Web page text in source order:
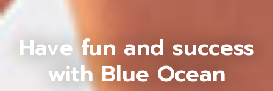
Have fun and success
with Blue Ocean